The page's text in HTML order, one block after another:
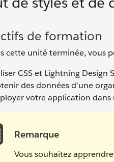
de formation
cette unité terminée, vous
CSS et Lightning Design
des données d’une
votre application
Remarque
Vous souhaitez